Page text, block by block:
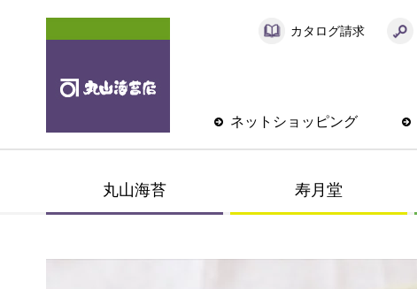
カタログ請求
ネットショッピング
丸山海苔 寿月堂